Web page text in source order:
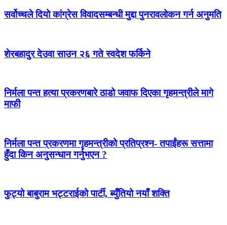
सर्वोच्चले दियो कांग्रेस विवादसम्बन्धी मुद्दा पुनरावलोकन गर्न अनुमति
शेरबहादुर देउवा साउन २६ गते स्वदेश फर्किने
निर्मला पन्त हत्या प्रकरणबारे ठाडो जवाफ दिएका गृहमन्त्रीले मागे
माफी
निर्मला पन्त प्रकरणमा गृहमन्त्रीको प्रतिप्रश्न- तपाईंहरू सत्तामा
हुँदा किन अनुसन्धान गर्नुभएन ?
फुट्यो बाबुराम भट्टराईको पार्टी, ब्युँतियो नयाँ शक्ति